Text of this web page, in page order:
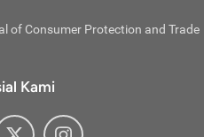
of Consumer Protection and Trade
Kami